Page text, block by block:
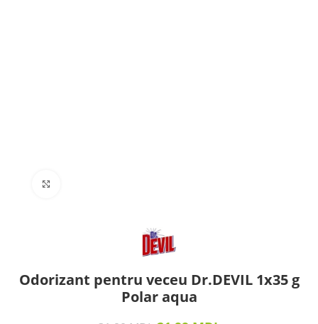
Odorizant pentru veceu Dr.DEVIL 1х35 g
Polar aqua